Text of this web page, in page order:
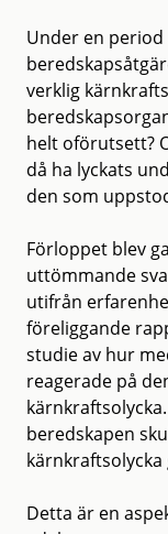
Under en
verklig
helt oförutsett?
då ha lyckats
den som
Förloppet blev
uttömmande
utifrån
föreliggande
studie av hur
reagerade på
beredskapen
Detta är en